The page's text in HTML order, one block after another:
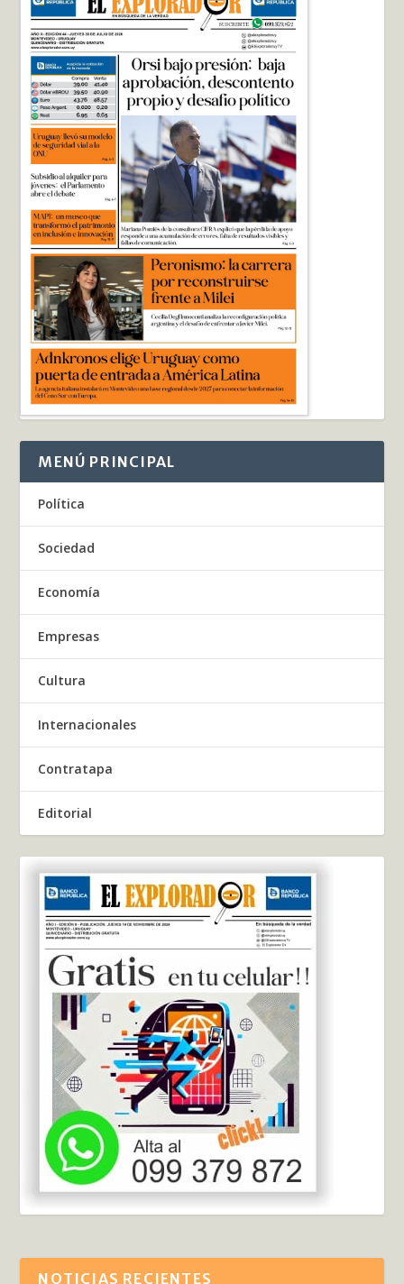
MENÚ PRINCIPAL
Política
Sociedad
Economía
Empresas
Cultura
Internacionales
Contratapa
Editorial
NOTICIAS RECIENTES